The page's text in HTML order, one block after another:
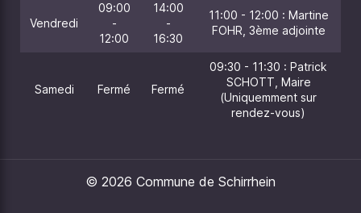
Vendredi
09:00
-
12:00
14:00
-
16:30
11:00 - 12:00 : Martine
FOHR, 3ème adjointe
Samedi Fermé Fermé
09:30 - 11:30 : Patrick
SCHOTT, Maire
(Uniquemment sur
rendez-vous)
© 2026 Commune de Schirrhein